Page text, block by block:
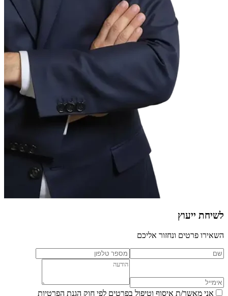
לשיחת ייעוץ
השאירו פרטים ונחזור אליכם
אני מאשר/ת איסוף וטיפול בפרטים לפי חוק הגנת הפרטיות